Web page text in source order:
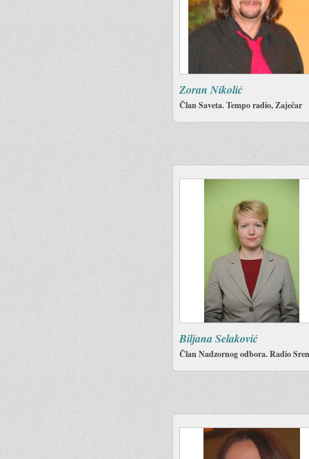
Zoran Nikolić
Član Saveta. Tempo radio, Zaječar
Biljana Selaković
Član Nadzornog odbora. Radio